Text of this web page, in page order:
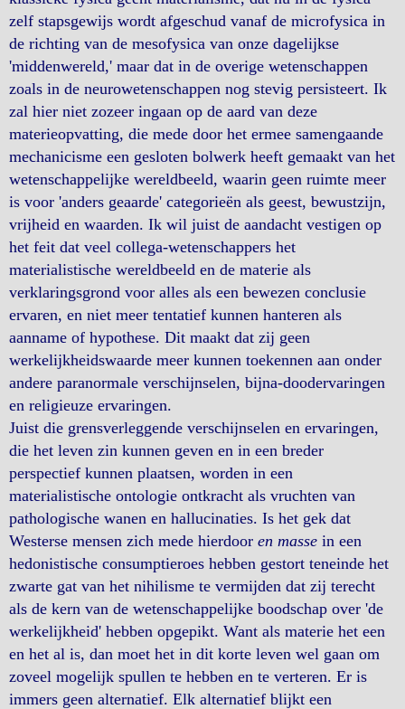
zelf stapsgewijs wordt afgeschud vanaf de microfysica in
de richting van de mesofysica van onze dagelijkse
'middenwereld,' maar dat in de overige wetenschappen
zoals in de neurowetenschappen nog stevig persisteert. Ik
zal hier niet zozeer ingaan op de aard van deze
materieopvatting, die mede door het ermee samengaande
mechanicisme een gesloten bolwerk heeft gemaakt van het
wetenschappelijke wereldbeeld, waarin geen ruimte meer
is voor 'anders geaarde' categorieën als geest, bewustzijn,
vrijheid en waarden. Ik wil juist de aandacht vestigen op
het feit dat veel collega-wetenschappers het
materialistische wereldbeeld en de materie als
verklaringsgrond voor alles als een bewezen conclusie
ervaren, en niet meer tentatief kunnen hanteren als
aanname of hypothese. Dit maakt dat zij geen
werkelijkheidswaarde meer kunnen toekennen aan onder
andere paranormale verschijnselen, bijna-doodervaringen
en religieuze ervaringen.
Juist die grensverleggende verschijnselen en ervaringen,
die het leven zin kunnen geven en in een breder
perspectief kunnen plaatsen, worden in een
materialistische ontologie ontkracht als vruchten van
pathologische wanen en hallucinaties. Is het gek dat
Westerse mensen zich mede hierdoor en masse in een
hedonistische consumptieroes hebben gestort teneinde het
zwarte gat van het nihilisme te vermijden dat zij terecht
als de kern van de wetenschappelijke boodschap over 'de
werkelijkheid' hebben opgepikt. Want als materie het een
en het al is, dan moet het in dit korte leven wel gaan om
zoveel mogelijk spullen te hebben en te verteren. Er is
immers geen alternatief. Elk alternatief blijkt een